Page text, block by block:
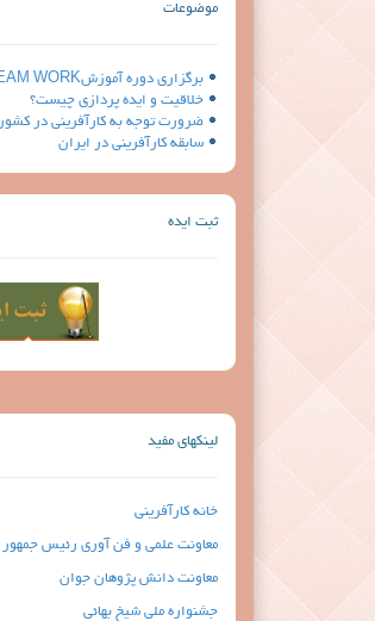
موضوعات
برگزاری دوره آموزشTEAM WORK
خلاقیت و ایده پردازی چیست؟
ضرورت توجه به كارآفريني در كشور
سابقه كارآفريني در ايران
ثبت ایده
لينكهاي مفيد
خانه كارآفريني
معاونت علمی و فن آوری رئیس جمهور
معاونت دانش پژوهان جوان
جشنواره ملی شیخ بهائی